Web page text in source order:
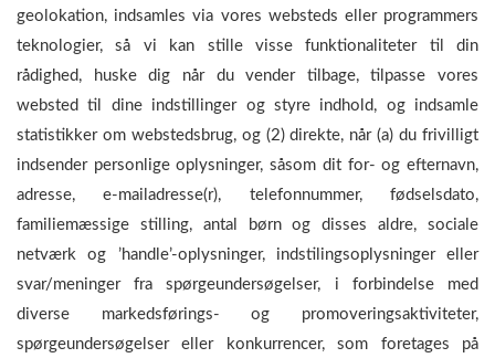
geolokation, indsamles via vores websteds eller programmers
teknologier, så vi kan stille visse funktionaliteter til din
rådighed, huske dig når du vender tilbage, tilpasse vores
websted til dine indstillinger og styre indhold, og indsamle
statistikker om webstedsbrug, og (2) direkte, når (a) du frivilligt
indsender personlige oplysninger, såsom dit for- og efternavn,
adresse, e-mailadresse(r), telefonnummer, fødselsdato,
familiemæssige stilling, antal børn og disses aldre, sociale
netværk og ’handle’-oplysninger, indstilingsoplysninger eller
svar/meninger fra spørgeundersøgelser, i forbindelse med
diverse markedsførings- og promoveringsaktiviteter,
spørgeundersøgelser eller konkurrencer, som foretages på